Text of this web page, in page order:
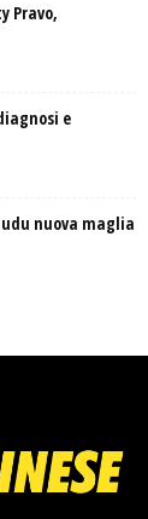
Pravo,
e
nuova maglia